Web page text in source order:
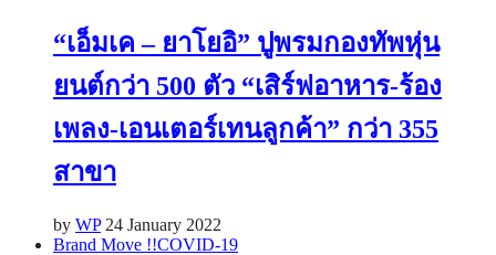
“เอ็มเค – ยาโยอิ” ปูพรมกองทัพหุ่น
ยนต์กว่า 500 ตัว “เสิร์ฟอาหาร-ร้อง
เพลง-เอนเตอร์เทนลูกค้า” กว่า 355
สาขา
by WP 24 January 2022
Brand Move !!COVID-19